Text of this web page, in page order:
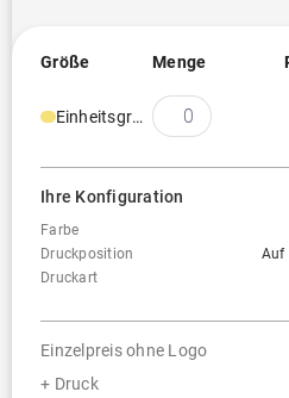
Größe Menge
Einheitsgröße
Ihre Konfiguration
Farbe
Druckposition
Auf
Druckart
Einzelpreis ohne Logo
+ Druck